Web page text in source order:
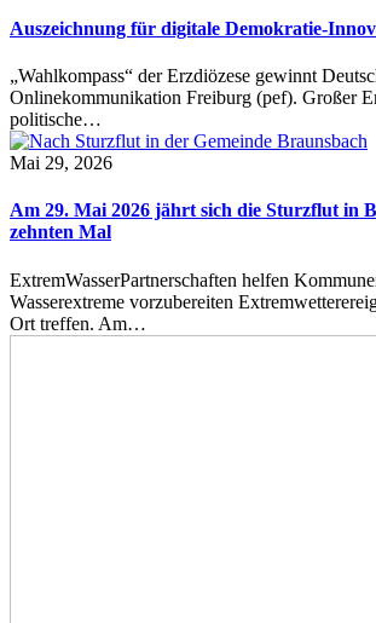
Auszeichnung für digitale Demokratie-
„Wahlkompass“ der Erzdiözese gewinnt
Onlinekommunikation Freiburg (pef). Großer
politische…
Mai 29, 2026
Am 29. Mai 2026 jährt sich die Sturzflut in
zehnten Mal
ExtremWasserPartnerschaften helfen
Wasserextreme vorzubereiten
Ort treffen. Am…